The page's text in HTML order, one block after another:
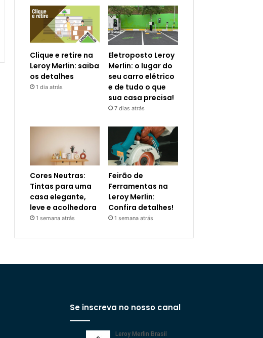
Clique e retire na
Leroy Merlin: saiba
os detalhes
1 dia atrás
Eletroposto Leroy
Merlin: o lugar do
seu carro elétrico
e de tudo o que
sua casa precisa!
7 dias atrás
Cores Neutras:
Tintas para uma
casa elegante,
leve e acolhedora
1 semana atrás
Feirão de
Ferramentas na
Leroy Merlin:
Confira detalhes!
1 semana atrás
Se inscreva no nosso canal